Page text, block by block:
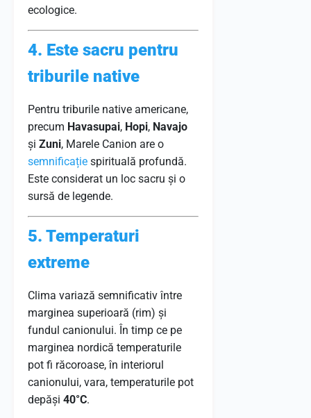
ecologice.
4. Este sacru pentru
triburile native
Pentru triburile native americane,
precum Havasupai, Hopi, Navajo
și Zuni, Marele Canion are o
semnificație spirituală profundă.
Este considerat un loc sacru și o
sursă de legende.
5. Temperaturi
extreme
Clima variază semnificativ între
marginea superioară (rim) și
fundul canionului. În timp ce pe
marginea nordică temperaturile
pot fi răcoroase, în interiorul
canionului, vara, temperaturile pot
depăși 40°C.